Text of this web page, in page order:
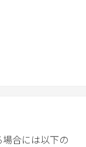
場合には以下の